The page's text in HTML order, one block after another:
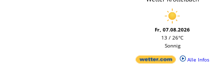
Fr, 07.08.2026
13 / 26°C
Sonnig
Alle Infos